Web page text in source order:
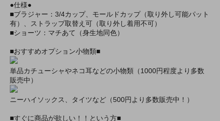
●仕様●
■ブラジャー：3/4カップ、モールドカップ（取り外し可能パット
有）、ストラップ取替え可（取り外し着用不可）
■ショーツ：マチあて（身生地同色）
■おすすめオプション小物類■
単品カチューシャやネコ耳などの小物類（1000円程度より多数
販売中）
ニーハイソックス、タイツなど（500円より多数販売中！）
■すぐに商品が欲しい！！という方■